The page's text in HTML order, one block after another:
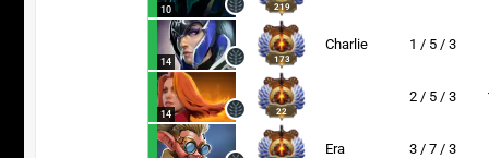
10 219
14 173
Charlie 1 / 5 / 3
14 22
2 / 5 / 3
Era 3 / 7 / 3